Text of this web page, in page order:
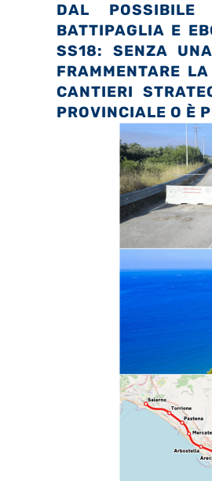
DAL POSSIBILE
BATTIPAGLIA E
SS18: SENZA
FRAMMENTARE
CANTIERI
PROVINCIALE O È